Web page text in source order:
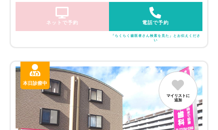
ネットで予約 電話で予約
「らくらく歯医者さん検索を見た」とお伝えくださ
い
本日診療中
マイリストに
追加